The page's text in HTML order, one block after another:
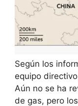
Según los
equipo
Aún no se ha
de gas, pero